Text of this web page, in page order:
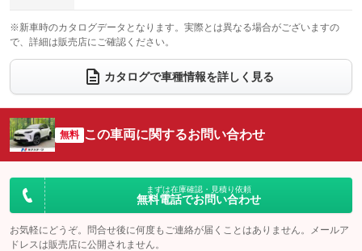
：装備なし ：装備あり
ウォークスルー
：装備なし
電動リアゲート フロントカメラ
：装備あり
：装備なし ：装備あり
サイドカメラ
：装備あり ルーフレール
：装備なし
：装備なし
：装備なし
※新車時のカタログデータとなります。実際とは異なる場合がございますの
で、詳細は販売店にご確認ください。
カタログで車種情報を詳しく見る
無料 この車両に関するお問い合わせ
まずは在庫確認・見積り依頼
無料電話でお問い合わせ
お気軽にどうぞ。問合せ後に何度もご連絡が届くことはありません。メールア
ドレスは販売店に公開されません。